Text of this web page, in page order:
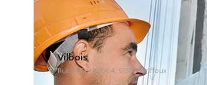
Vilbois
Rue de Dorlodot 4, 5150 Floriffoux